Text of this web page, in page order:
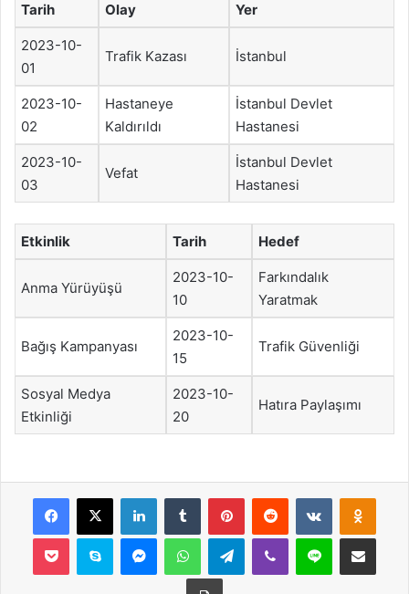
Tarih Olay Yer
2023-10-
01
Trafik Kazası İstanbul
2023-10-
02
Hastaneye
Kaldırıldı
İstanbul Devlet
Hastanesi
2023-10-
03
Vefat
İstanbul Devlet
Hastanesi
Etkinlik Tarih Hedef
Anma Yürüyüşü
2023-10-
10
Farkındalık
Yaratmak
Bağış Kampanyası
2023-10-
15
Trafik Güvenliği
Sosyal Medya
Etkinliği
2023-10-
20
Hatıra Paylaşımı
Facebook
X LinkedInTumblr PinterestReddit VKontakte
Pocket Skype MessengerWhatsAppTelegramViber Line E-Posta ile
Yazdır